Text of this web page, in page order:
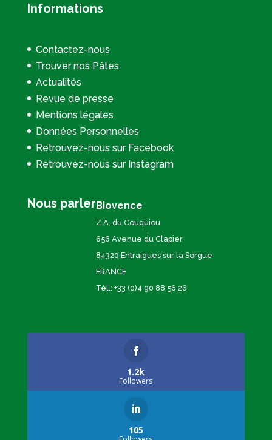
Informations
Contactez-nous
Trouver nos Pâtes
Actualités
Revue de presse
Mentions légales
Données Personnelles
Retrouvez-nous sur Facebook
Retrouvez-nous sur Instagram
Nous parlerBiovence
Z.A. du Couquiou
656 Avenue du Clapier
84320 Entraigues sur la Sorgue
FRANCE
Tél.: +33 (0)4 90 88 56 26
1.2k
Followers
105